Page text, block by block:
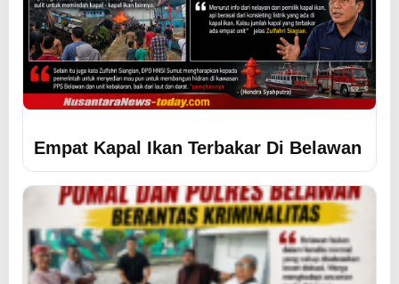
Empat Kapal Ikan Terbakar Di Belawan